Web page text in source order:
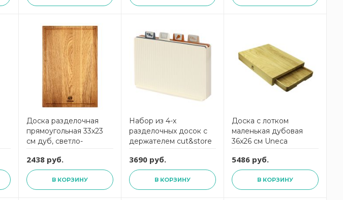
ComposeEat
ComposeEat
Доска разделочная
прямоугольная 33х23
см дуб, светло-
2438 руб.
В КОРЗИНУ
Набор из 4-х
разделочных досок с
держателем cut&store
3690 руб.
В КОРЗИНУ
Доска с лотком
маленькая дубовая
36x26 см Uneca
5486 руб.
В КОРЗИНУ